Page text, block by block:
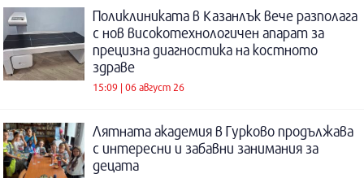
Поликлиниката в Казанлък вече разполага
с нов високотехнологичен апарат за
прецизна диагностика на костното
здраве
15:09 | 06 август 26
Лятната академия в Гурково продължава
с интересни и забавни занимания за
децата